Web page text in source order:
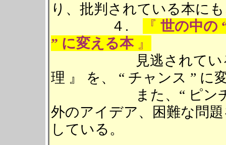
り、批判されている本に
４.
『 世の中の
” に変える本』
見逃されている、
理 』 を、 “ チャンス ” に
また、“ ピンチ ” を
外のアイデア、困難な問
している。